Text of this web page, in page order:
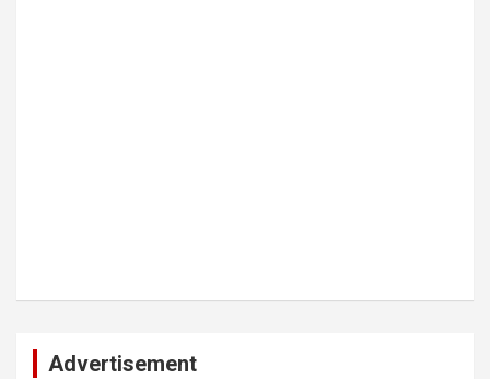
Advertisement